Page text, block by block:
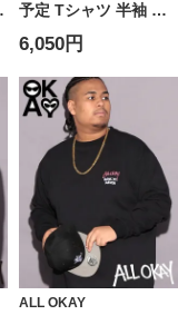
予定 Tシャツ 半袖 メ
ンズ 大きいサイズ フ
ロント刺繍×バックプ
リント クルーネック
カットソー トップス
Tシャツ ストリート
カジュアル プリント
シャツ クルー コット
ン
6,050円
ALL OKAY